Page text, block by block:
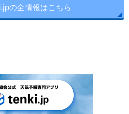
の全情報はこちら